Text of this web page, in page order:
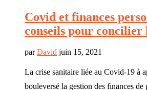
Covid et finances
conseils pour concilier
parDavid juin 15, 2021
La crise sanitaire liée au Covid-19 à
bouleversé la gestion des finances